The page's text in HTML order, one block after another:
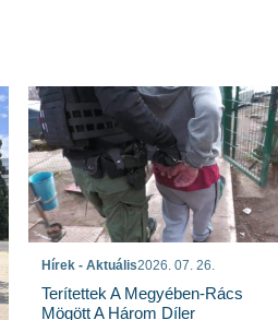
Hírek - Aktuális2026. 07. 26.
Terítettek A Megyében-Rács
Mögött A Három Díler